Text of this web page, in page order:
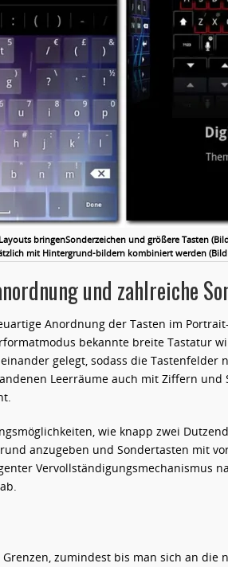
bringenSonderzeichen und größere Tasten
mit Hintergrund-bildern kombiniert werden (Bild
und zahlreiche
Anordnung der Tasten im
bekannte breite Tastatur
gelegt, sodass die Tastenfelder
Leerräume auch mit Ziffern und
wie knapp zwei
anzugeben und Sondertasten mit
Vervollständigungsmechanismus
zumindest bis man sich an die